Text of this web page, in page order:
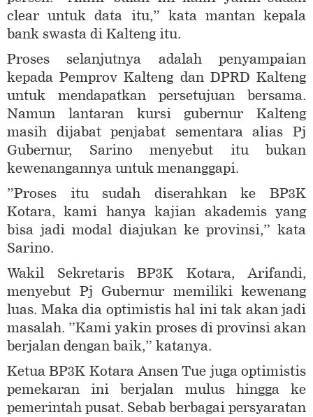
clear untuk data itu,” kata mantan kepala
bank swasta di Kalteng itu.
Proses selanjutnya adalah penyampaian
kepada Pemprov Kalteng dan DPRD Kalteng
untuk mendapatkan persetujuan bersama.
Namun lantaran kursi gubernur Kalteng
masih dijabat penjabat sementara alias Pj
Gubernur, Sarino menyebut itu bukan
kewenangannya untuk menanggapi.
”Proses itu sudah diserahkan ke BP3K
Kotara, kami hanya kajian akademis yang
bisa jadi modal diajukan ke provinsi,” kata
Sarino.
Wakil Sekretaris BP3K Kotara, Arifandi,
menyebut Pj Gubernur memiliki kewenang
luas. Maka dia optimistis hal ini tak akan jadi
masalah. ”Kami yakin proses di provinsi akan
berjalan dengan baik,” katanya.
Ketua BP3K Kotara Ansen Tue juga optimistis
pemekaran ini berjalan mulus hingga ke
pemerintah pusat. Sebab berbagai persyaratan